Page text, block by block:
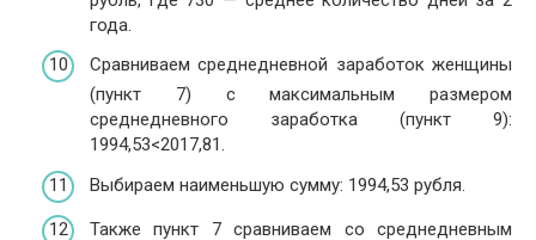
года.
Сравниваем среднедневной заработок женщины
(пункт 7) с максимальным размером
среднедневного заработка (пункт 9):
1994,53<2017,81.
Выбираем наименьшую сумму: 1994,53 рубля.
Также пункт 7 сравниваем со среднедневным